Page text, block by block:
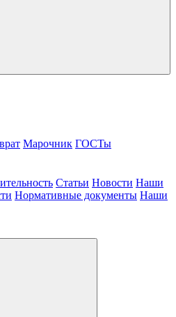
Марочник ГОСТы
Статьи Новости Наши
Нормативные документы Наши